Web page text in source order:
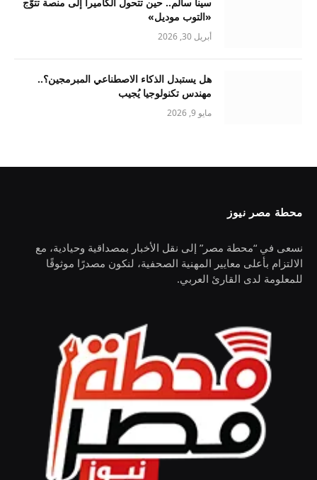
«التوب موديل»
أبريل 30, 2026
هل يستبدل الذكاء الاصطناعي المبرمجين؟..
مهندس تكنولوجيا يُجيب
مايو 9, 2026
محطة مصر نيوز
نسعى في “محطة مصر” إلى نقل الأخبار بمصداقية وحيادية، مع
الالتزام بأعلى معايير المهنية الصحفية، لنكون مصدرًا موثوقًا
للمعلومة لدى القارئ العربي.